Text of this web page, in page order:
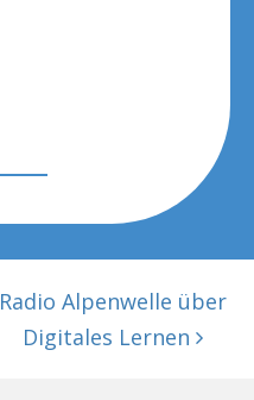
Radio Alpenwelle über
Digitales Lernen